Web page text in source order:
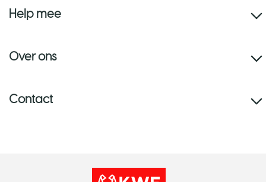
Help mee
Over ons
Contact